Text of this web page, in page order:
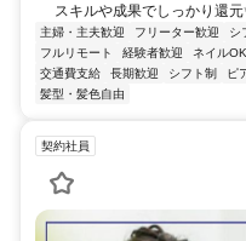
スキルや成果でしっかり還
主婦・主夫歓迎 フリーター歓迎 シ
フルリモート
経験者歓迎 ネイルOK
交通費支給
長期歓迎 シフト制 ピ
髪型・髪色自由
契約社員